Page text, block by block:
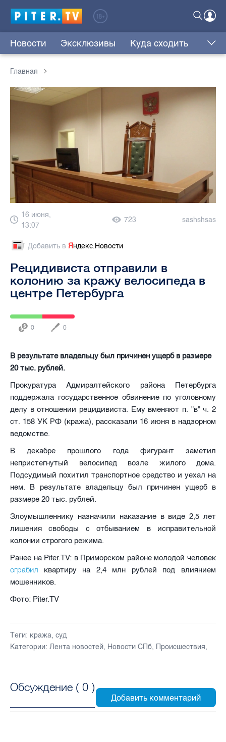
Новости Эксклюзивы Куда сходить
Главная
16 июня,
13:07
723 sashshsas
Добавить в Яндекс.Новости
Рецидивиста отправили в
колонию за кражу велосипеда в
центре Петербурга
0 0
В результате владельцу был причинен ущерб в размере
20 тыс. рублей.
Прокуратура Адмиралтейского района Петербурга
поддержала государственное обвинение по уголовному
делу в отношении рецидивиста. Ему вменяют п. "в" ч. 2
ст. 158 УК РФ (кража), рассказали 16 июня в надзорном
ведомстве.
В декабре прошлого года фигурант заметил
непристегнутый велосипед возле жилого дома.
Подсудимый похитил транспортное средство и уехал на
нем. В результате владельцу был причинен ущерб в
размере 20 тыс. рублей.
Злоумышленнику назначили наказание в виде 2,5 лет
лишения свободы с отбыванием в исправительной
колонии строгого режима.
Ранее на Piter.TV: в Приморском районе молодой человек
ограбил квартиру на 2,4 млн рублей под влиянием
мошенников.
Фото: Piter.TV
Теги: кража, суд
Категории: Лента новостей, Новости СПб, Происшествия,
Обсуждение ( 0 )